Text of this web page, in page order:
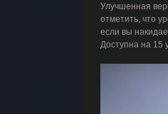
Улучшенная
отметить, что
если вы
Доступна на 15